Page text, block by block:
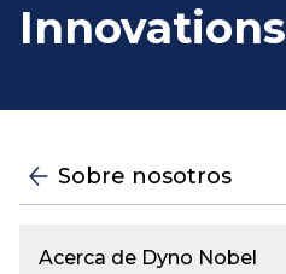
Innovations
Sobre nosotros
Acerca de Dyno Nobel